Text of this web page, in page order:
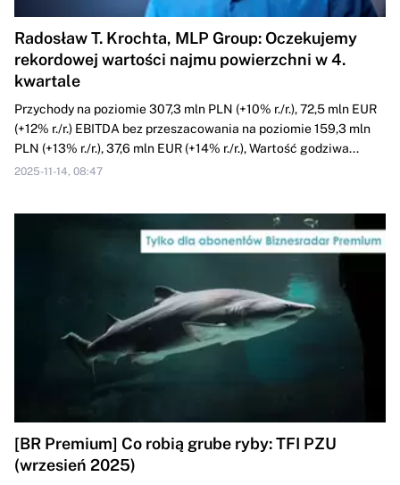
Radosław T. Krochta, MLP Group: Oczekujemy
rekordowej wartości najmu powierzchni w 4.
kwartale
Przychody na poziomie 307,3 mln PLN (+10% r./r.), 72,5 mln EUR
(+12% r./r.) EBITDA bez przeszacowania na poziomie 159,3 mln
PLN (+13% r./r.), 37,6 mln EUR (+14% r./r.), Wartość godziwa...
2025-11-14, 08:47
[BR Premium] Co robią grube ryby: TFI PZU
(wrzesień 2025)